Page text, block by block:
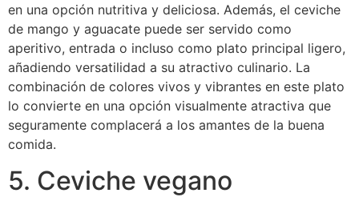
en una opción nutritiva y deliciosa. Además, el ceviche
de mango y aguacate puede ser servido como
aperitivo, entrada o incluso como plato principal ligero,
añadiendo versatilidad a su atractivo culinario. La
combinación de colores vivos y vibrantes en este plato
lo convierte en una opción visualmente atractiva que
seguramente complacerá a los amantes de la buena
comida.
5. Ceviche vegano